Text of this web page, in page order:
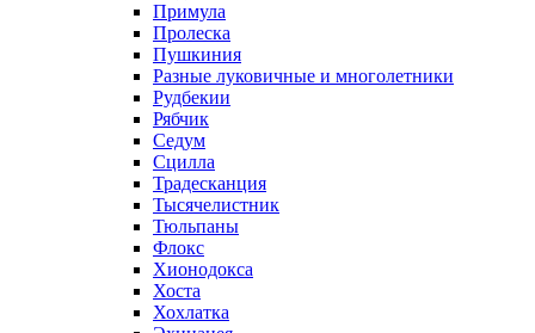
Примула
Пролеска
Пушкиния
Разные луковичные и многолетники
Рудбекии
Рябчик
Седум
Сцилла
Традесканция
Тысячелистник
Тюльпаны
Флокс
Хионодокса
Хоста
Хохлатка